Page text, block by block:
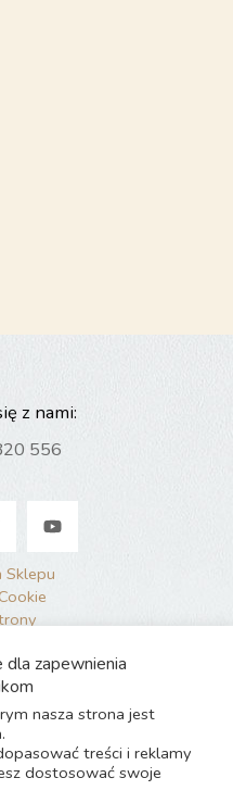
z nami:
556
Sklepu
grobów
zapewnienia
nasza strona jest
treści i reklamy
dostosować swoje